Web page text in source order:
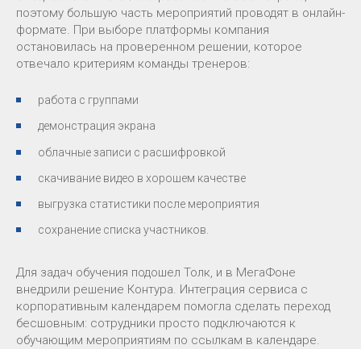
поэтому большую часть мероприятий проводят в онлайн-
формате. При выборе платформы компания
остановилась на проверенном решении, которое
отвечало критериям команды тренеров:
работа с группами
демонстрация экрана
облачные записи с расшифровкой
скачивание видео в хорошем качестве
выгрузка статистики после мероприятия
сохранение списка участников.
Для задач обучения подошел Толк, и в МегаФоне
внедрили решение Контура. Интеграция сервиса с
корпоративным календарем помогла сделать переход
бесшовным: сотрудники просто подключаются к
обучающим мероприятиям по ссылкам в календаре.